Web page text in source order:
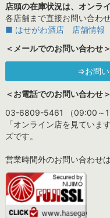
店頭の在庫状況は、オンラ
各店舗まで直接お問い合わせ
■ はせがわ酒店 店舗情報
＜メールでのお問い合わせ＞
⇒お問い
＜お電話でのお問い合わせ＞
03-6809-5461 （09:00～
「オンライン店を見ていま
ズです。
営業時間外のお問い合わせ